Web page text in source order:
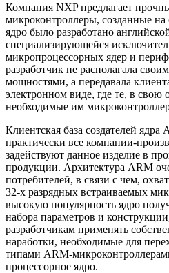
Компания NXP предлагает
микроконтроллеры, созданные
ядро было разработано
специализирующейся
микропроцессорных ядер и
разработчик не располагала
мощностями, а передавала
электронном виде, где те, в свою
необходимые им
Клиентская база создателей ядра
практически все компании-
задействуют данное изделие в
продукции. Архитектура ARM
потребителей, в связи с чем,
32-х разрядных встраиваемых
высокую популярность ядро
набора параметров и
разработчикам применять
наработки, необходимые для
типами ARM-
процессорное ядро.